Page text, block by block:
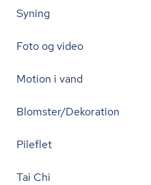
Syning
Foto og video
Motion i vand
Blomster/Dekoration
Pileflet
Tai Chi